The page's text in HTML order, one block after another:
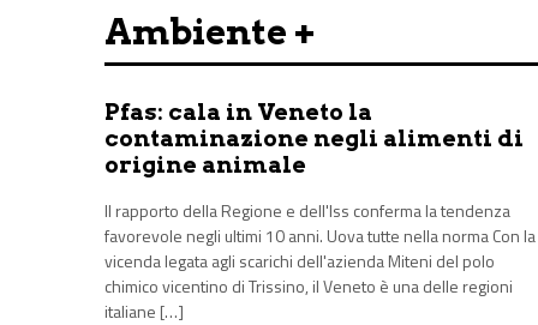
Ambiente +
Pfas: cala in Veneto la
contaminazione negli alimenti di
origine animale
Il rapporto della Regione e dell'Iss conferma la tendenza
favorevole negli ultimi 10 anni. Uova tutte nella norma Con la
vicenda legata agli scarichi dell'azienda Miteni del polo
chimico vicentino di Trissino, il Veneto è una delle regioni
italiane […]